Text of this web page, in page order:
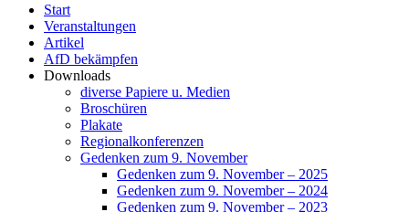
Start
Veranstaltungen
Artikel
AfD bekämpfen
Downloads
diverse Papiere u. Medien
Broschüren
Plakate
Regionalkonferenzen
Gedenken zum 9. November
Gedenken zum 9. November – 2025
Gedenken zum 9. November – 2024
Gedenken zum 9. November – 2023